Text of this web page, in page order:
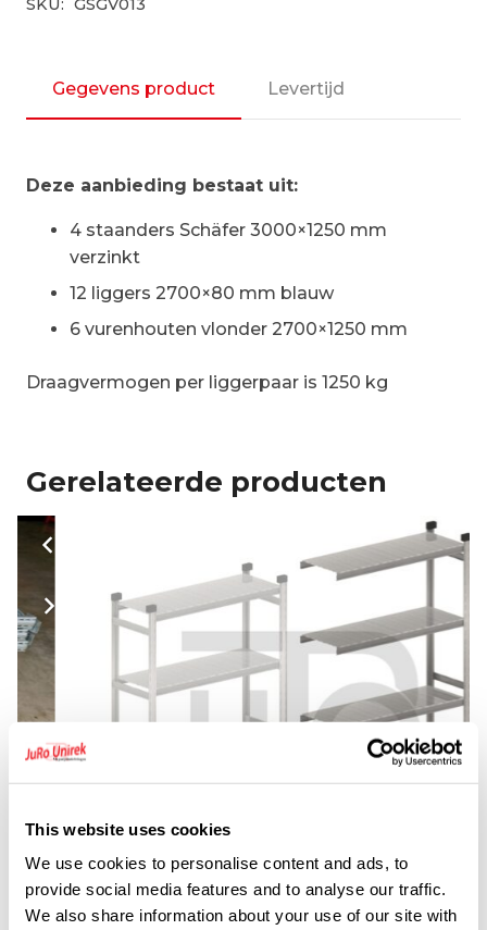
This website uses cookies
We use cookies to personalise content and ads, to
provide social media features and to analyse our traffic.
We also share information about your use of our site with
SKU: GSGV013
Gegevens product Levertijd
Deze aanbieding bestaat uit:
4 staanders Schäfer 3000×1250 mm
verzinkt
12 liggers 2700×80 mm blauw
6 vurenhouten vlonder 2700×1250 mm
Draagvermogen per liggerpaar is 1250 kg
Gerelateerde producten